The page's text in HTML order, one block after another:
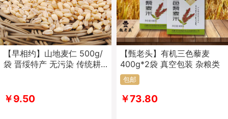
【早相约】山地麦仁 500g/
袋 晋绥特产 无污染 传统耕
￥9.50
【甄老头】有机三色藜麦
400g*2袋 真空包装 杂粮类
包邮
￥73.80